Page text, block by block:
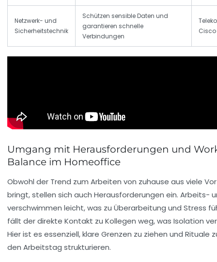
Netzwerk- und
Sicherheitstechnik
Schützen sensible Daten und
garantieren schnelle
Verbindungen
Cisco
Umgang mit Herausforderungen und
Balance im Homeoffice
Obwohl der Trend zum Arbeiten von zuhause aus viele
bringt, stellen sich auch Herausforderungen ein. Arbeits-
verschwimmen leicht, was zu Überarbeitung und Stress
fällt der direkte Kontakt zu Kollegen weg, was Isolation
Hier ist es essenziell, klare Grenzen zu ziehen und Rituale
den Arbeitstag strukturieren.